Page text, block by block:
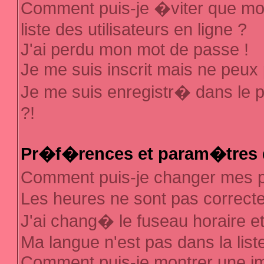
Comment puis-je �viter que
liste des utilisateurs en ligne ?
J'ai perdu mon mot de passe !
Je me suis inscrit mais ne
Je me suis enregistr� dans le
?!
Pr�f�rences et param�tres
Comment puis-je changer
Les heures ne sont pas
J'ai chang� le fuseau horaire
Ma langue n'est pas dans la